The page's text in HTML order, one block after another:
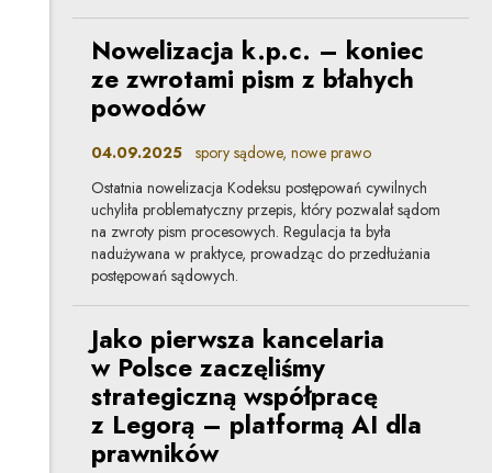
Nowelizacja k.p.c. – koniec
ze zwrotami pism z błahych
powodów
04.09.2025 spory sądowe, nowe prawo
Ostatnia nowelizacja Kodeksu postępowań cywilnych
uchyliła problematyczny przepis, który pozwalał sądom
na zwroty pism procesowych. Regulacja ta była
nadużywana w praktyce, prowadząc do przedłużania
postępowań sądowych.
Jako pierwsza kancelaria
w Polsce zaczęliśmy
strategiczną współpracę
z Legorą – platformą AI dla
prawników